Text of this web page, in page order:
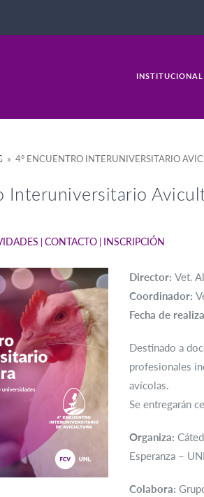
INSTITUCIONAL
» 4° ENCUENTRO INTERUNIVERSITARIO
Interuniversitario
CONTACTO INSCRIPCIÓN
Director: Vet.
Coordinador:
Fecha de
Destinado a
profesionales
avícolas.
Se entregarán
Organiza:
Esperanza – UNL
Colabora: